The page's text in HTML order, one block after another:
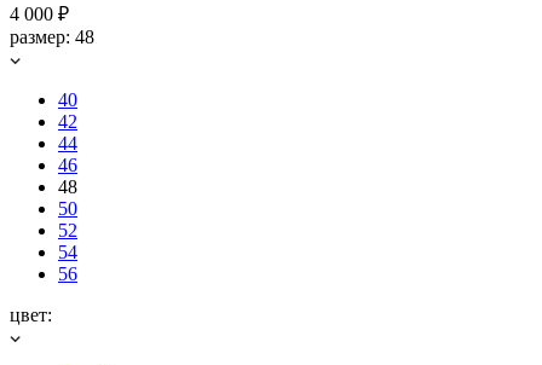
4 000 ₽
размер: 48
40
42
44
46
48
50
52
54
56
цвет: